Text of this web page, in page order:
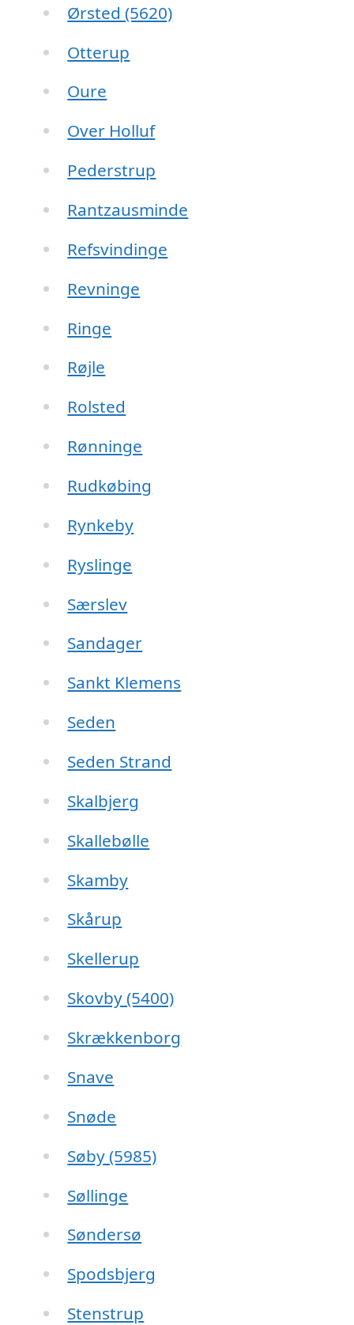
Ørsted (5620)
Otterup
Oure
Over Holluf
Pederstrup
Rantzausminde
Refsvindinge
Revninge
Ringe
Røjle
Rolsted
Rønninge
Rudkøbing
Rynkeby
Ryslinge
Særslev
Sandager
Sankt Klemens
Seden
Seden Strand
Skalbjerg
Skallebølle
Skamby
Skårup
Skellerup
Skovby (5400)
Skrækkenborg
Snave
Snøde
Søby (5985)
Søllinge
Søndersø
Spodsbjerg
Stenstrup